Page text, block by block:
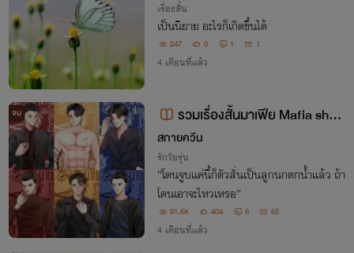
เรื่องสั้น
เป็นนิยาย อะไรก็เกิดขึ้นได้
247 0 1 1
4 เดือนที่แล้ว
จบ
รวมเรื่องสั้นมาเฟีย Mafia​ short​
story​
สกายควีน
รักวัยรุ่น
“โดนจูบแค่นี้ก็ตัวสั่นเป็นลูกนกตกน้ำแล้ว ถ้า
โดนเอาจะไหวเหรอ”
91.6K 404 6 65
4 เดือนที่แล้ว